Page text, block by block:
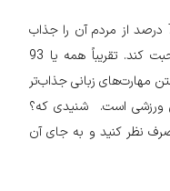
که انجام شد نشان داد که 75 درصد از مردم آن را جذاب
می‌دانند که فردی بیش از یک زبان صحبت کند. تقریباً همه یا 93
مهارت‌های زبانی جذاب‌تر
است. شنیدی که؟
نظر کنید و به جای آن